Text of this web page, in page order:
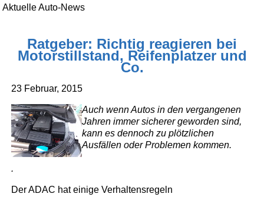
Aktuelle Auto-News
Ratgeber: Richtig reagieren bei
Motorstillstand, Reifenplatzer und
Co.
23 Februar, 2015
Auch wenn Autos in den vergangenen
Jahren immer sicherer geworden sind,
kann es dennoch zu plötzlichen
Ausfällen oder Problemen kommen.
.
Der ADAC hat einige Verhaltensregeln